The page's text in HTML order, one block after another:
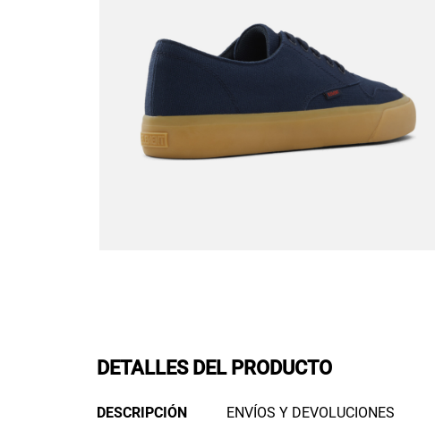
DETALLES DEL PRODUCTO
DESCRIPCIÓN ENVÍOS Y DEVOLUCIONES